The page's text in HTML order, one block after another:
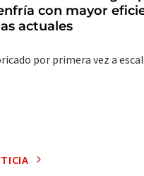
con mayor
actuales
por primera vez a